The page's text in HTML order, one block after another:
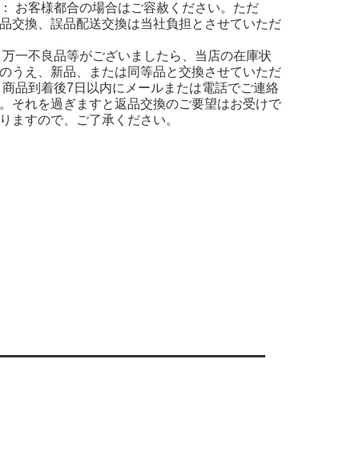
お客様都合の場合はご容赦ください。ただ
交換、誤品配送交換は当社負担とさせていただ
一不良品等がございましたら、当店の在庫状
うえ、新品、または同等品と交換させていただ
商品到着後7日以内にメールまたは電話でご連絡
それを過ぎますと返品交換のご要望はお受けで
ますので、ご了承ください。